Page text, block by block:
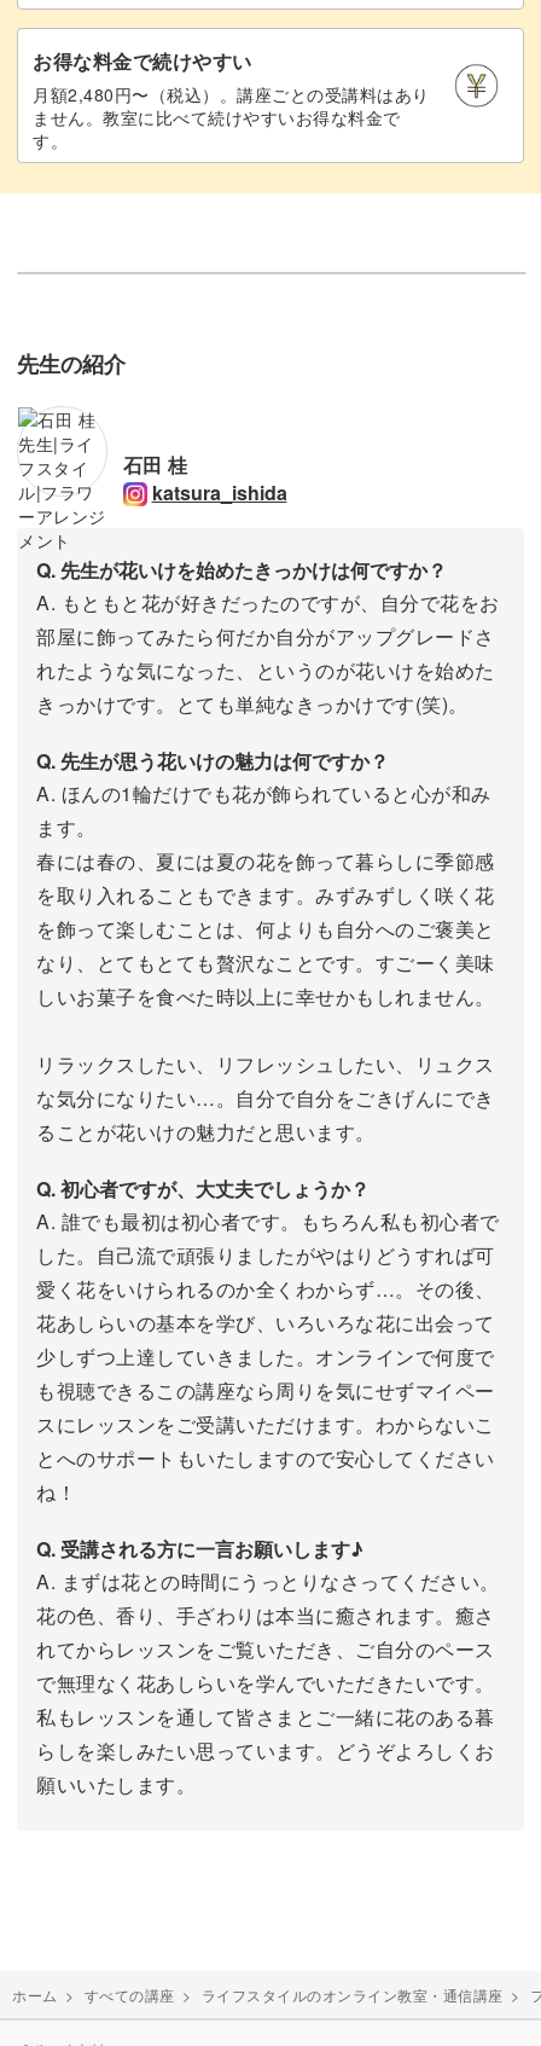
お得な料金で続けやすい
月額2,480円〜（税込）。講座ごとの受講料はあり
ません。教室に比べて続けやすいお得な料金で
す。
先生の紹介
石田 桂
katsura_ishida
Q. 先生が花いけを始めたきっかけは何ですか？
A. もともと花が好きだったのですが、自分で花をお
部屋に飾ってみたら何だか自分がアップグレードさ
れたような気になった、というのが花いけを始めた
きっかけです。とても単純なきっかけです(笑)。
Q. 先生が思う花いけの魅力は何ですか？
A. ほんの1輪だけでも花が飾られていると心が和み
ます。
春には春の、夏には夏の花を飾って暮らしに季節感
を取り入れることもできます。みずみずしく咲く花
を飾って楽しむことは、何よりも自分へのご褒美と
なり、とてもとても贅沢なことです。すごーく美味
しいお菓子を食べた時以上に幸せかもしれません。
リラックスしたい、リフレッシュしたい、リュクス
な気分になりたい…。自分で自分をごきげんにでき
ることが花いけの魅力だと思います。
Q. 初心者ですが、大丈夫でしょうか？
A. 誰でも最初は初心者です。もちろん私も初心者で
した。自己流で頑張りましたがやはりどうすれば可
愛く花をいけられるのか全くわからず…。その後、
花あしらいの基本を学び、いろいろな花に出会って
少しずつ上達していきました。オンラインで何度で
も視聴できるこの講座なら周りを気にせずマイペー
スにレッスンをご受講いただけます。わからないこ
とへのサポートもいたしますので安心してください
ね！
Q. 受講される方に一言お願いします♪
A. まずは花との時間にうっとりなさってください。
花の色、香り、手ざわりは本当に癒されます。癒さ
れてからレッスンをご覧いただき、ご自分のペース
で無理なく花あしらいを学んでいただきたいです。
私もレッスンを通して皆さまとご一緒に花のある暮
らしを楽しみたい思っています。どうぞよろしくお
願いいたします。
ホーム > すべての講座 > ライフスタイルのオンライン教室・通信講座 >